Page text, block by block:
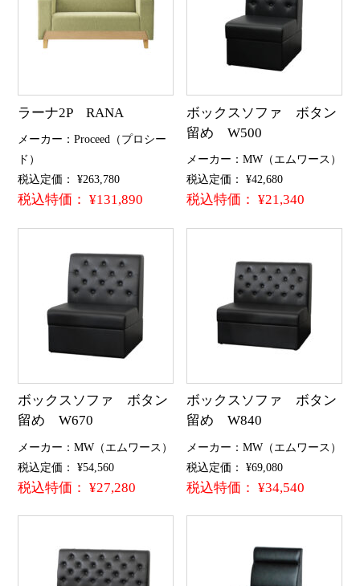
ラーナ2P RANA
メーカー：Proceed（プロシー
ド）
税込定価： ¥263,780
税込特価： ¥131,890
ボックスソファ ボタン
留め W500
メーカー：MW（エムワース）
税込定価： ¥42,680
税込特価： ¥21,340
ボックスソファ ボタン
留め W670
メーカー：MW（エムワース）
税込定価： ¥54,560
税込特価： ¥27,280
ボックスソファ ボタン
留め W840
メーカー：MW（エムワース）
税込定価： ¥69,080
税込特価： ¥34,540